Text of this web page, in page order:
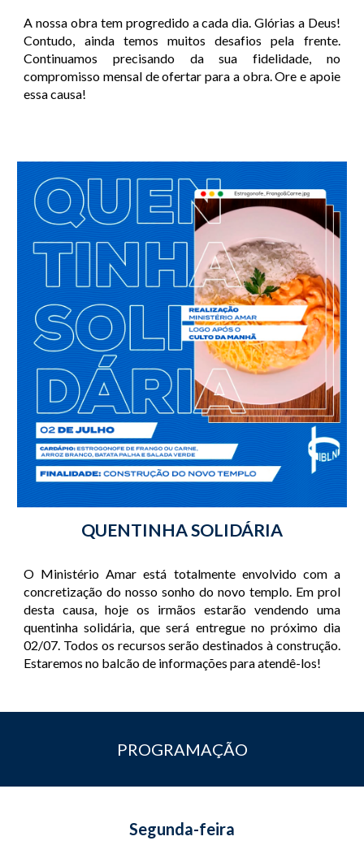
A nossa obra tem progredido a cada dia. Glórias a Deus!
Contudo, ainda temos muitos desafios pela frente.
Continuamos precisando da sua fidelidade, no
compromisso mensal de ofertar para a obra. Ore e apoie
essa causa!
QUENTINHA SOLIDÁRIA
O Ministério Amar está totalmente envolvido com a
concretização do nosso sonho do novo templo. Em prol
desta causa, hoje os irmãos estarão vendendo uma
quentinha solidária, que será entregue no próximo dia
02/07. Todos os recursos serão destinados à construção.
Estaremos no balcão de informações para atendê-los!
PROGRAMAÇÃO
Segunda-feira